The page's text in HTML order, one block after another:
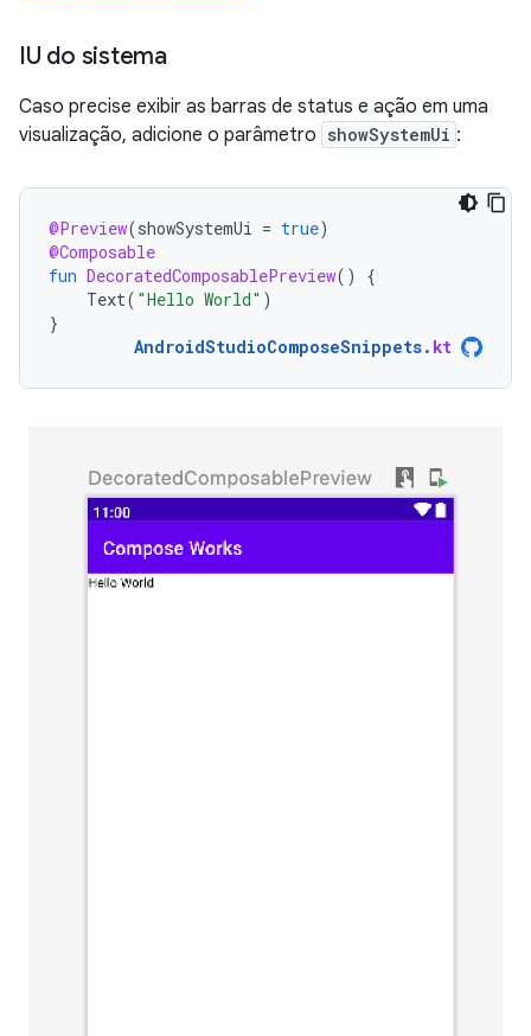
IU do sistema
Caso precise exibir as barras de status e ação em uma
visualização, adicione o parâmetro showSystemUi :
@Preview(showSystemUi = true)
@Composable
fun DecoratedComposablePreview()
{
Text( "Hello World" )
}
AndroidStudioComposeSnippets. kt